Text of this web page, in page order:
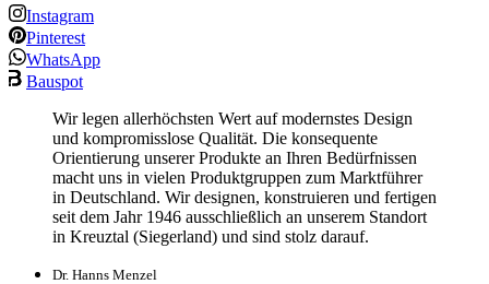
Instagram
Pinterest
WhatsApp
Bauspot
Wir legen allerhöchsten Wert auf modernstes Design
und kompromisslose Qualität. Die konsequente
Orientierung unserer Produkte an Ihren Bedürfnissen
macht uns in vielen Produktgruppen zum Marktführer
in Deutschland. Wir designen, konstruieren und fertigen
seit dem Jahr 1946 ausschließlich an unserem Standort
in Kreuztal (Siegerland) und sind stolz darauf.
Dr. Hanns Menzel